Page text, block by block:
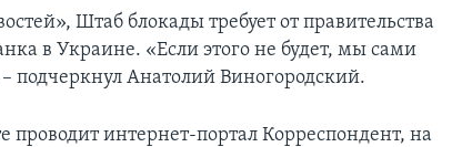
Штаб блокады требует от правительства
в Украине. «Если этого не будет, мы сами
подчеркнул Анатолий Виногородский.
проводит интернет-портал Корреспондент, на